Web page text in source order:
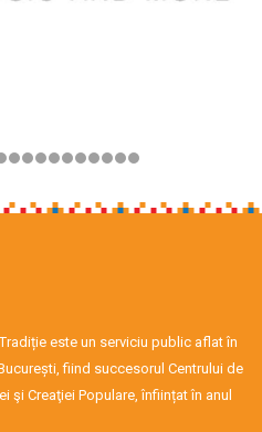
este un serviciu public aflat în
fiind succesorul Centrului de
şi Creaţiei Populare, înființat în anul